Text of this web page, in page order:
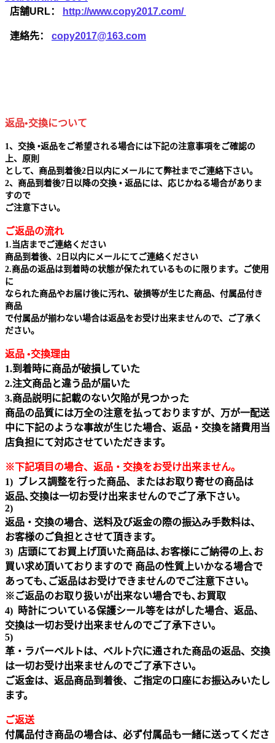
店舗URL：
http://www.copy2017.com/
連絡先： copy2017@163.com
返品•交換について
1、交換 •返品をご希望される場合には下記の注意事項をご確認の
上、原則
として、商品到着後2日以内にメールにて弊社までご連絡下さい。
2、商品到着後7日以降の交換 • 返品には、応じかねる場合がありま
すので
ご注意下さい。
ご返品の流れ
1.当店までご連絡ください
商品到着後、2日以内にメールにてご連絡ください
2.商品の返品は到着時の状態が保たれているものに限ります。ご使用
に
なられた商品やお届け後に汚れ、破損等が生じた商品、付属品付き
商品
で付属品が揃わない場合は返品をお受け出来ませんので、ご了承く
ださい。
返品 •交換理由
1.到着時に商品が破損していた
2.注文商品と違う品が届いた
3.商品説明に記載のない欠陥が見つかった
商品の品質には万全の注意を払っておりますが、万が一配送
中に下記のような事故が生じた場合、返品・交換を諸費用当
店負担にて対応させていただきます。
※下記項目の場合、返品・交換をお受け出来ません｡
1) ブレス調整を行った商品、またはお取り寄せの商品は
返品､交換は一切お受け出来ませんのでご了承下さい。
2)
返品・交換の場合、送料及び返金の際の振込み手数料は、
お客様のご負担とさせて頂きます。
3) 店頭にてお買上げ頂いた商品は､お客様にご納得の上､お
買い求め頂いておりますので 商品の性質上いかなる場合で
あっても､ご返品はお受けできませんのでご注意下さい｡
※ご返品のお取り扱いが出来ない場合でも､お買取
4) 時計についている保護シール等をはがした場合、返品、
交換は一切お受け出来ませんのでご了承下さい。
5)
革・ラバーベルトは、ベルト穴に通された商品の返品、交換
は一切お受け出来ませんのでご了承下さい。
ご返金は、返品商品到着後、ご指定の口座にお振込みいたし
ます。
ご返送
付属品付き商品の場合は、必ず付属品も一緒に送ってくださ